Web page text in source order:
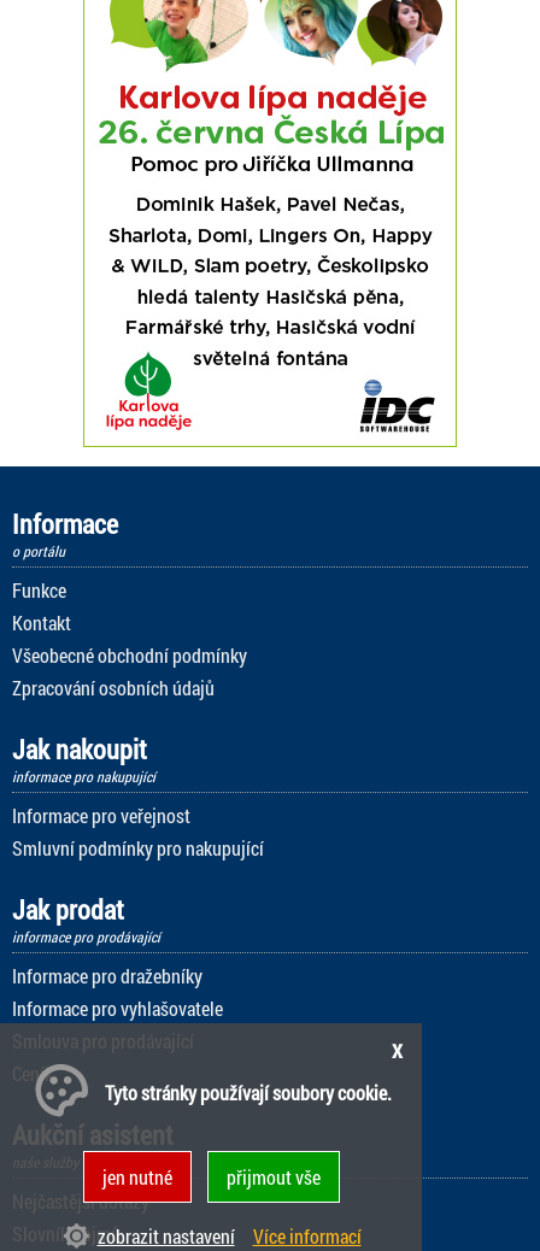
Informace
o portálu
Funkce
Kontakt
Všeobecné obchodní podmínky
Zpracování osobních údajů
Jak nakoupit
informace pro nakupující
Informace pro veřejnost
Smluvní podmínky pro nakupující
Jak prodat
informace pro prodávající
Informace pro dražebníky
Informace pro vyhlašovatele
Ceník
Aukční asistent
naše služby
Nejčastější dotazy
Slovník pojmů
x
Tyto stránky používají soubory cookie.
jen nutné přijmout vše
zobrazit nastavení Více informací